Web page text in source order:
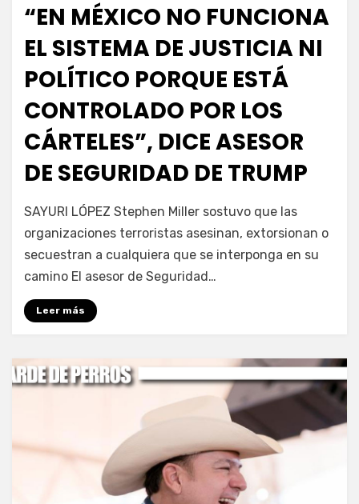
“EN MÉXICO NO FUNCIONA
EL SISTEMA DE JUSTICIA NI
POLÍTICO PORQUE ESTÁ
CONTROLADO POR LOS
CÁRTELES”, DICE ASESOR
DE SEGURIDAD DE TRUMP
porFernando Miranda Servín
SAYURI LÓPEZ Stephen Miller sostuvo que las
organizaciones terroristas asesinan, extorsionan o
secuestran a cualquiera que se interponga en su
camino El asesor de Seguridad…
Leer más